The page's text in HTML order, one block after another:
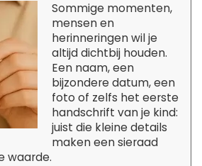
Sommige momenten,
mensen en
herinneringen wil je
altijd dichtbij houden.
Een naam, een
bijzondere datum, een
foto of zelfs het eerste
handschrift van je kind:
juist die kleine details
maken een sieraad
waarde.